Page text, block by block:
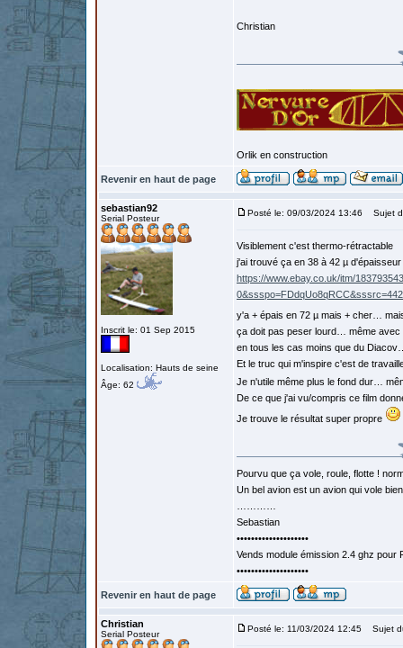
Christian
Orlik en construction
Revenir en haut de page
sebastian92
Serial Posteur
Inscrit le: 01 Sep 2015
Localisation: Hauts de seine
Âge: 62
Posté le: 09/03/2024 13:46 Sujet
Visiblement c'est thermo-rétractable
j'ai trouvé ça en 38 à 42 µ
https://www.ebay.co.uk/itm/
y'a + épais en 72 µ mais + cher…
ça doit pas peser lourd… même
en tous les cas moins que du
Et le truc qui m'inspire c'est de
Je n'utile même plus le fond dur…
De ce que j'ai vu/compris ce film
Je trouve le résultat super propre
Pourvu que ça vole, roule, flotte !
Un bel avion est un avion qui vole
Sebastian
••••••••••••••••••••
Vends module émission 2.4 ghz
••••••••••••••••••••
Revenir en haut de page
Christian
Serial Posteur
Posté le: 11/03/2024 12:45 Sujet